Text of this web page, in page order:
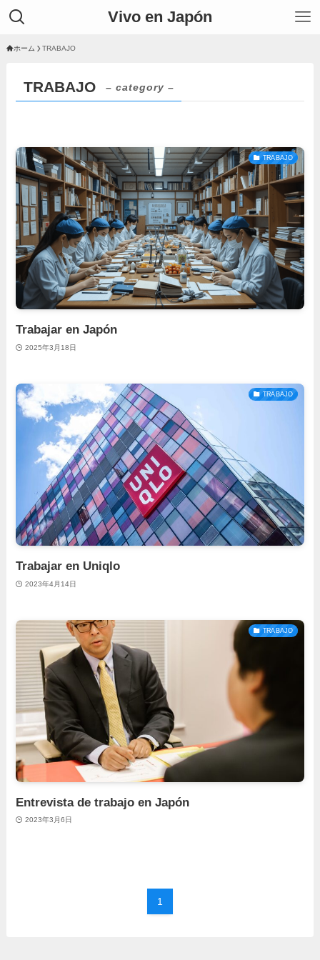
Vivo en Japón
ホーム TRABAJO
TRABAJO – category –
TRABAJO
Trabajar en Japón
2025年3月18日
TRABAJO
Trabajar en Uniqlo
2023年4月14日
TRABAJO
Entrevista de trabajo en Japón
2023年3月6日
1